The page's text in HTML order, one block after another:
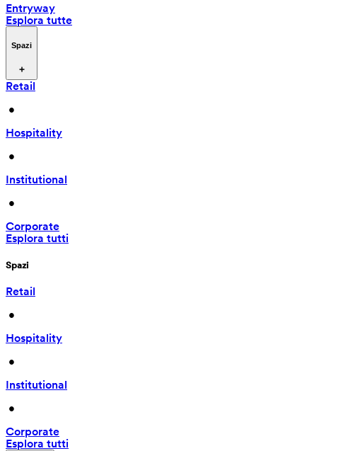
Entryway
Esplora tutte
Spazi
Retail
•
Hospitality
•
Institutional
•
Corporate
Esplora tutti
Spazi
Retail
•
Hospitality
•
Institutional
•
Corporate
Esplora tutti